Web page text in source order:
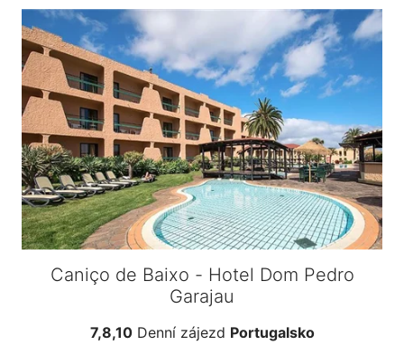
Caniço de Baixo - Hotel Dom Pedro
Garajau
7,8,10Denní zájezd Portugalsko